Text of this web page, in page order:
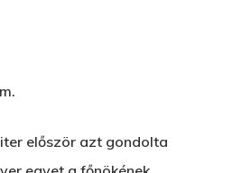
először azt gondolta